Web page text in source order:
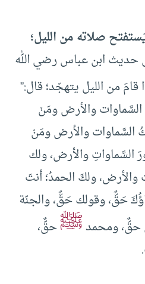
صلاته من الليل؛
حديث ابن عباس رضي الله
قامَ من الليل يتهجّد؛ قال:”
السَّماوات والأرض ومَنْ
السَّماوات والأرض ومَنْ
السَّماواتِ والأرض، ولك
ولكَ الحمدُ؛ أنتَ
حَقٌّ، وقولك حَقٌّ، والجنّة
حقٌّ، ومحمدﷺحقٌّ،